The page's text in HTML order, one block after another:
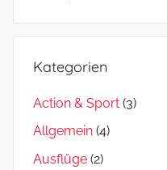
Kategorien
Action & Sport (3)
Allgemein (4)
Ausflüge (2)